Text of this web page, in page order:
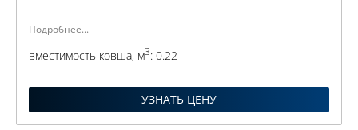
Подробнее...
вместимость ковша, м3: 0.22
УЗНАТЬ ЦЕНУ